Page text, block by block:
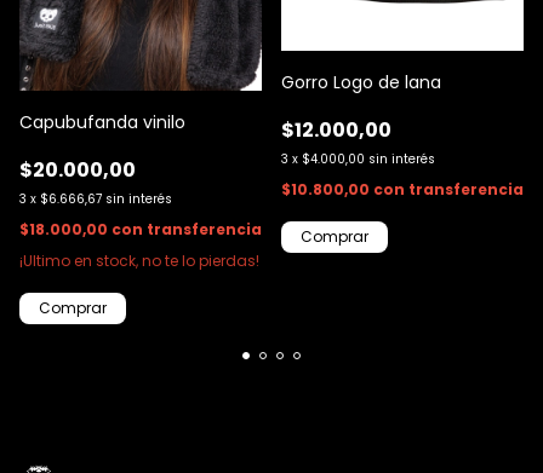
Capubufanda vinilo
$20.000,00
3 x $6.666,67 sin interés
$18.000,00 con transferencia
¡Ultimo en stock, no te lo pierdas!
Gorro Logo de lana
$12.000,00
3 x $4.000,00 sin interés
$10.800,00 con transferencia